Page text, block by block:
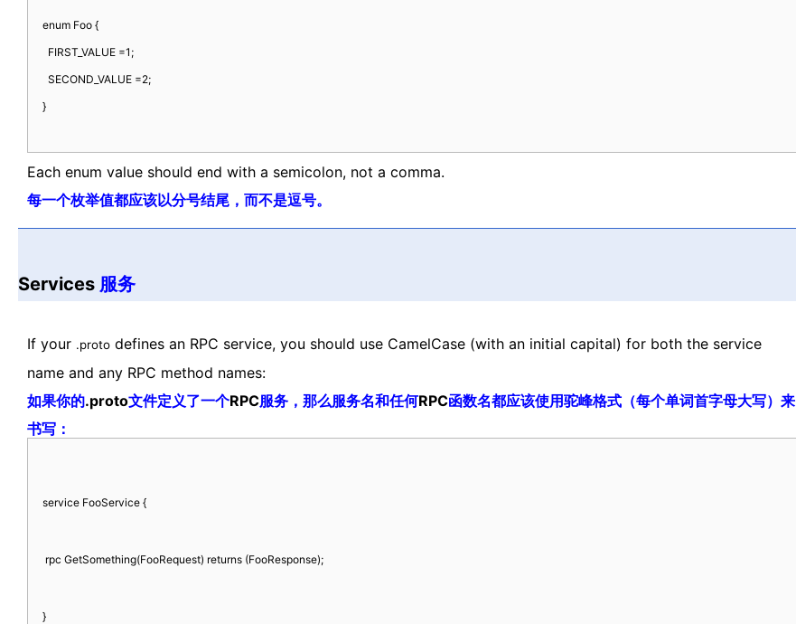
enum Foo{
FIRST_VALUE =1 ;
SECOND_VALUE =2;
}
Each enum value should end with a semicolon, not a comma.
每一个枚举值都应该以分号结尾，而不是逗号。
Services 服务
If your .proto defines an RPC service, you should use CamelCase (with an initial capital) for both the service
name and any RPC method names:
如果你的.proto文件定义了一个RPC服务，那么服务名和任何RPC函数名都应该使用驼峰格式（每个单词首字母大写）来
书写：
service FooService {
rpc GetSomething(FooRequest) returns (FooResponse);
}